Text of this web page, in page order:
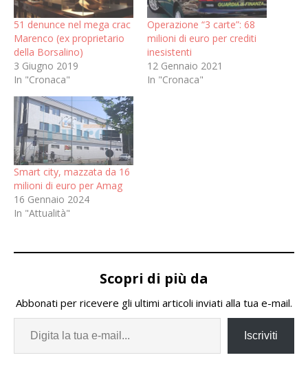
51 denunce nel mega crac
Marenco (ex proprietario
della Borsalino)
3 Giugno 2019
In "Cronaca"
Operazione “3 carte”: 68
milioni di euro per crediti
inesistenti
12 Gennaio 2021
In "Cronaca"
Smart city, mazzata da 16
milioni di euro per Amag
16 Gennaio 2024
In "Attualità"
Scopri di più da
Abbonati per ricevere gli ultimi articoli inviati alla tua e-mail.
Iscriviti